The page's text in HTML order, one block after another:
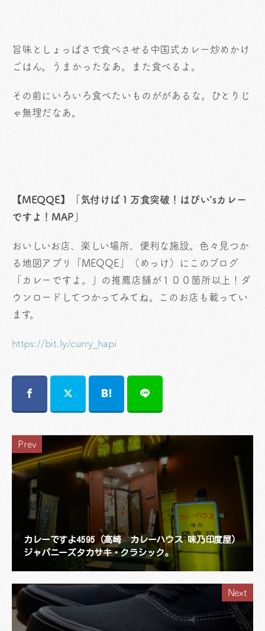
旨味としょっぱさで食べさせる中国式カレー炒めかけ
ごはん。うまかったなあ。また食べるよ。
その前にいろいろ食べたいものががあるな。ひとりじ
ゃ無理だなあ。
【MEQQE】「気付けば１万食突破！はぴい’sカレー
ですよ！MAP」
おいしいお店、楽しい場所、便利な施設。色々見つか
る地図アプリ「MEQQE」（めっけ）にこのブログ
「カレーですよ。」の推薦店舗が１００箇所以上！ダ
ウンロードしてつかってみてね。このお店も載ってい
ます。
https://bit.ly/curry_hapi
Prev
カレーですよ4595（高崎 カレーハウス 味乃印度屋）
ジャパニーズタカサキ・クラシック。
Next